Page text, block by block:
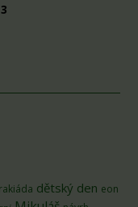
3
dětský den eon